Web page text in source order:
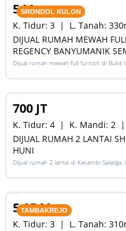
SRONDOL KULON
DIJUAL RUMAH MEWAH
REGENCY BANYUMANIK
Dijual rumah mewah full furnish di Bukit
K. Tidur: 3 L. Tanah: 330
5 M
SALE
DIJUAL RUMAH 2 LANTAI
HUNI
Dijual rumah 2 lantai di Kesambi
K. Tidur: 4 K. Mandi: 2
700 JT
TAMBAKREJO
SALE
K. Tidur: 3 L. Tanah: 310
5,25 M